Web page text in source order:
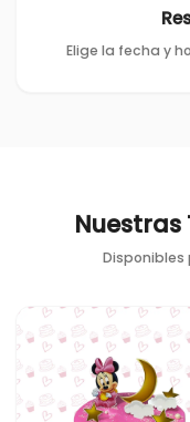
Elige la fecha y
Nuestras